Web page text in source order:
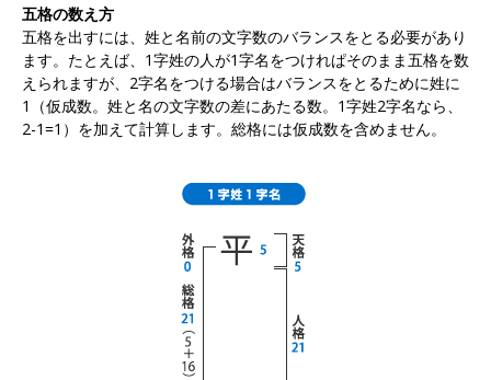
五格の数え方
五格を出すには、姓と名前の文字数のバランスをとる必要があり
ます。たとえば、1字姓の人が1字名をつけれぱそのまま五格を数
えられますが、2字名をつける場合はバランスをとるために姓に
1（仮成数。姓と名の文字数の差にあたる数。1字姓2字名なら、
2-1=1）を加えて計算します。総格には仮成数を含めません。